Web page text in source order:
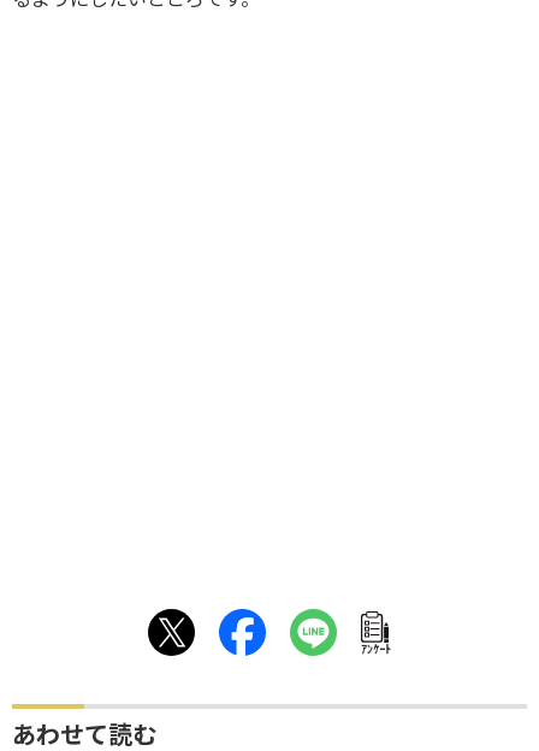
ｱﾝｹｰﾄ
あわせて読む